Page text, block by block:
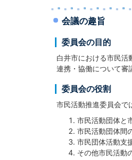
会議の趣旨
委員会の目的
白井市における市民活
連携・協働について審
委員会の役割
市民活動推進委員会で
市民活動団体と
市民活動団体間
市民団体活動支
その他市民活動